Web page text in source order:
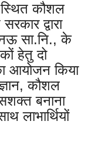
स्थित कौशल
द्वारा
सा.नि., के
हेतु दो
आयोजन किया
कौशल
बनाना
लाभार्थियों